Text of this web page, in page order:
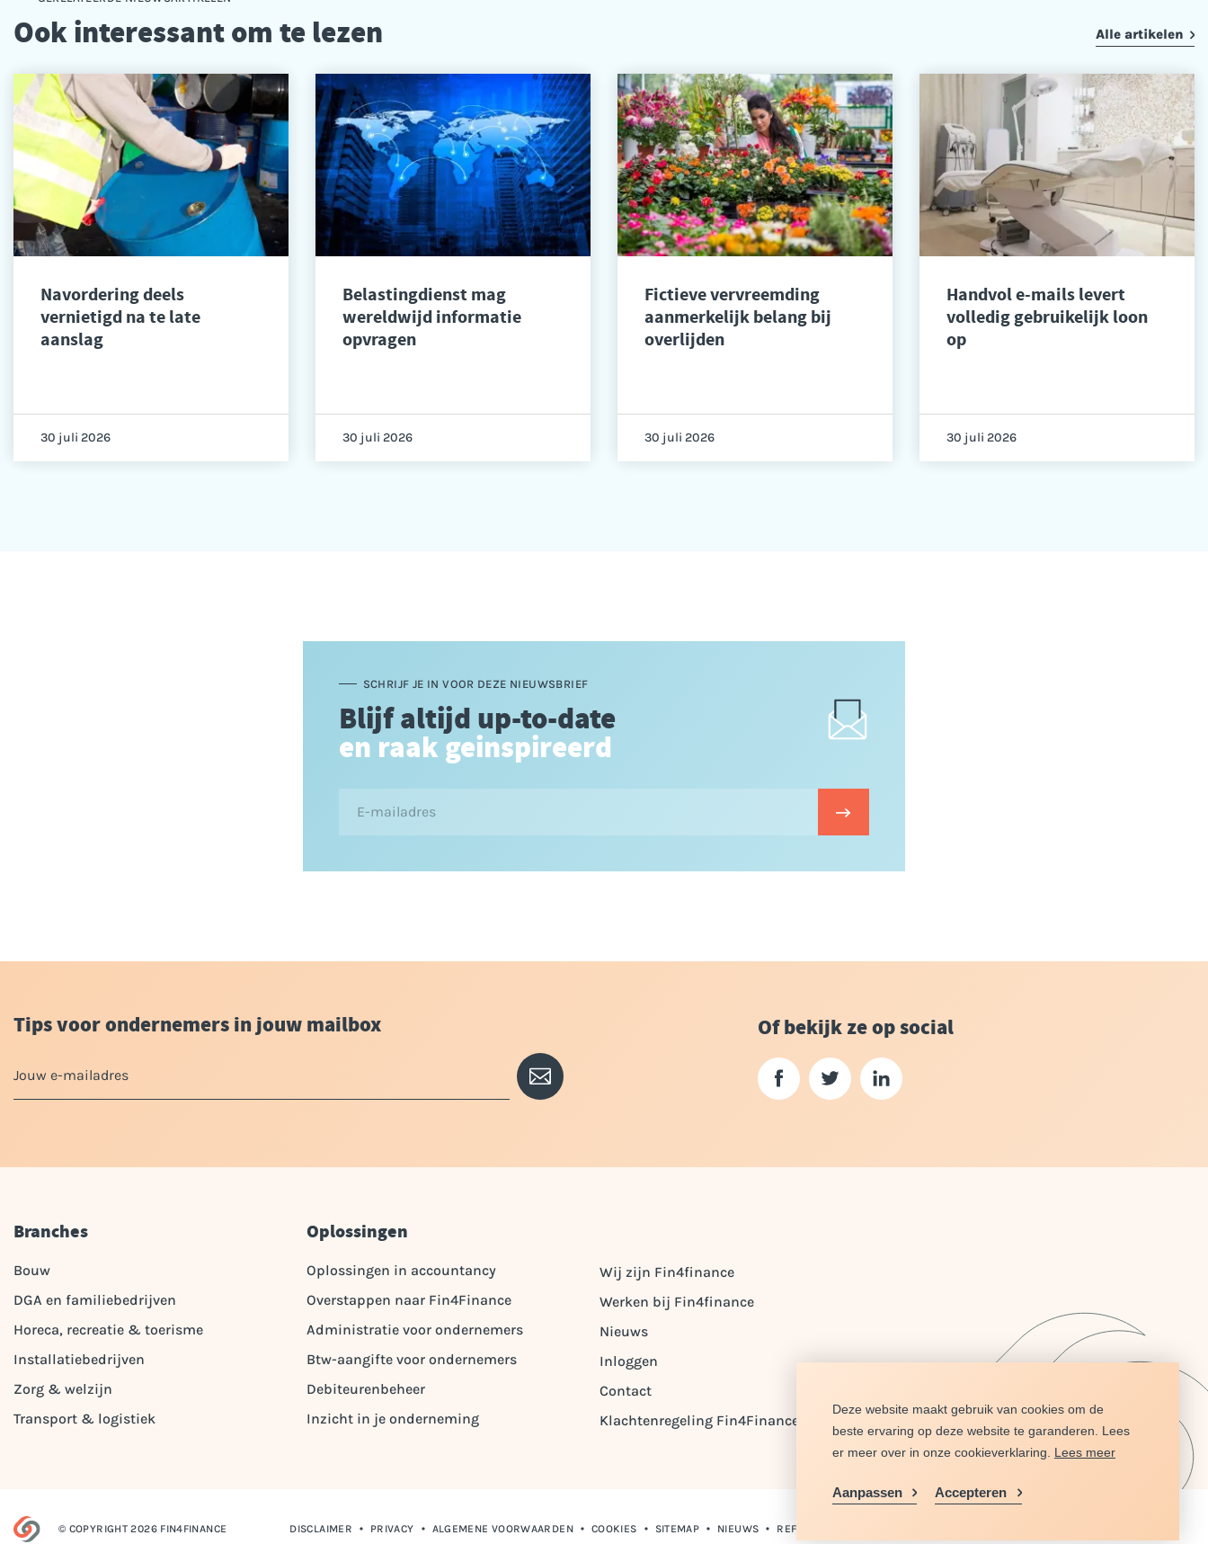
Deze website maakt gebruik van cookies om de
beste ervaring op deze website te garanderen. Lees
er meer over in onze cookieverklaring. Lees meer
Accepteren
Aanpassen
Ook interessant om te lezen Alle artikelen
Navordering deels
vernietigd na te late
aanslag
30 juli 2026
Belastingdienst mag
wereldwijd informatie
opvragen
30 juli 2026
Fictieve vervreemding
aanmerkelijk belang bij
overlijden
30 juli 2026
Handvol e-mails levert
volledig gebruikelijk loon
op
30 juli 2026
SCHRIJF JE IN VOOR DEZE NIEUWSBRIEF
Blijf altijd up-to-date
en raak geinspireerd
Tips voor ondernemers in jouw mailbox Of bekijk ze op social
Branches
Bouw
DGA en familiebedrijven
Horeca, recreatie & toerisme
Installatiebedrijven
Zorg & welzijn
Transport & logistiek
Oplossingen
Oplossingen in accountancy
Overstappen naar Fin4Finance
Administratie voor ondernemers
Btw-aangifte voor ondernemers
Debiteurenbeheer
Inzicht in je onderneming
Wij zijn Fin4finance
Werken bij Fin4finance
Nieuws
Inloggen
Contact
Klachtenregeling Fin4Finance
© COPYRIGHT 2026 FIN4FINANCE DISCLAIMER PRIVACY ALGEMENE VOORWAARDEN COOKIES SITEMAP NIEUWS REFERENTIES